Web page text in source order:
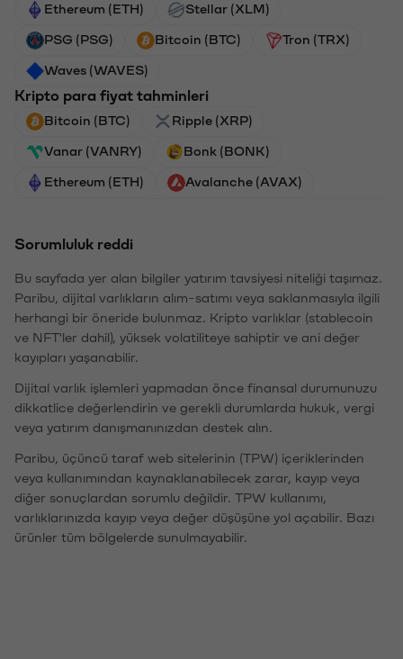
Ethereum (ETH) Stellar (XLM)
PSG (PSG) Bitcoin (BTC) Tron (TRX)
Waves (WAVES)
Kripto para fiyat tahminleri
Bitcoin (BTC) Ripple (XRP)
Vanar (VANRY) Bonk (BONK)
Ethereum (ETH) Avalanche (AVAX)
Sorumluluk reddi
Bu sayfada yer alan bilgiler yatırım tavsiyesi niteliği taşımaz.
Paribu, dijital varlıkların alım-satımı veya saklanmasıyla ilgili
herhangi bir öneride bulunmaz. Kripto varlıklar (stablecoin
ve NFT'ler dahil), yüksek volatiliteye sahiptir ve ani değer
kayıpları yaşanabilir.
Dijital varlık işlemleri yapmadan önce finansal durumunuzu
dikkatlice değerlendirin ve gerekli durumlarda hukuk, vergi
veya yatırım danışmanınızdan destek alın.
Paribu, üçüncü taraf web sitelerinin (TPW) içeriklerinden
veya kullanımından kaynaklanabilecek zarar, kayıp veya
diğer sonuçlardan sorumlu değildir. TPW kullanımı,
varlıklarınızda kayıp veya değer düşüşüne yol açabilir. Bazı
ürünler tüm bölgelerde sunulmayabilir.